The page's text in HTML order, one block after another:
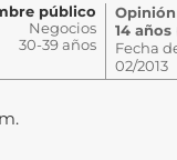
público
Negocios
30-39 años
14 años
Fecha
02/2013